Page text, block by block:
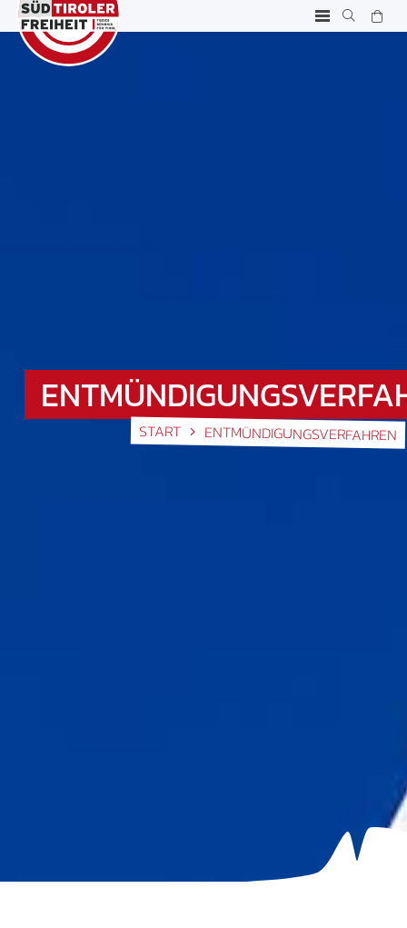
START ENTMÜNDIGUNGSVERFAHREN